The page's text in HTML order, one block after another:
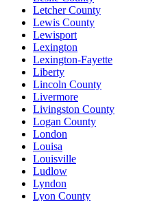
Letcher County
Lewis County
Lewisport
Lexington
Lexington-Fayette
Liberty
Lincoln County
Livermore
Livingston County
Logan County
London
Louisa
Louisville
Ludlow
Lyndon
Lyon County